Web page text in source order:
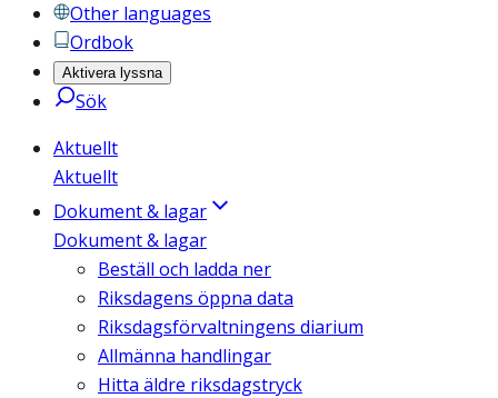
Other languages
Ordbok
Aktivera lyssna
Sök
Aktuellt
Aktuellt
Dokument & lagar
Dokument & lagar
Beställ och ladda ner
Riksdagens öppna data
Riksdagsförvaltningens diarium
Allmänna handlingar
Hitta äldre riksdagstryck